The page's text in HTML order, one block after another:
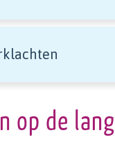
op de